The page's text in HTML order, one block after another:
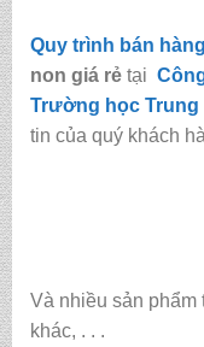
Quy trình bán hàng
non giá rẻ tại
Trường học Trung
tin của quý khách
Và nhiều sản phẩm
khác, . . .